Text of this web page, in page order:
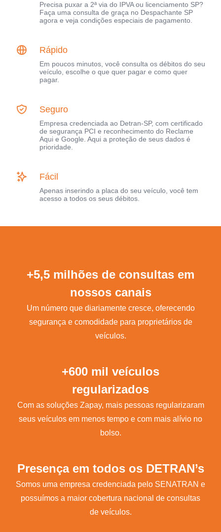
Precisa puxar a 2ª via do IPVA ou licenciamento SP?
Faça uma consulta de graça no Despachante SP
agora e veja condições especiais de pagamento.
Rápido
Em poucos minutos, você consulta os débitos do seu
veículo, escolhe o que quer pagar e como quer
pagar.
Seguro
Empresa credenciada ao Detran-SP, com certificado
de segurança PCI e reconhecimento do Reclame
Aqui e Google. Aqui a proteção de seus dados é
prioridade.
Fácil
Apenas inserindo a placa do seu veículo, você tem
acesso a todos os seus débitos.
+5,5 milhões de consultas em
nossos canais
Um número que diariamente cresce, oferecendo
segurança e comodidade para proprietários de
veículos.
+600 mil veículos
regularizados
Com as soluções Zapay, mais pessoas regularizaram
seus veículos em menos tempo e com mais alívio no
bolso.
Presença em todos os DETRAN’s
Somos uma empresa credenciada pelo SENATRAN e
possuímos a maior cobertura nacional de consultas
de veículos.